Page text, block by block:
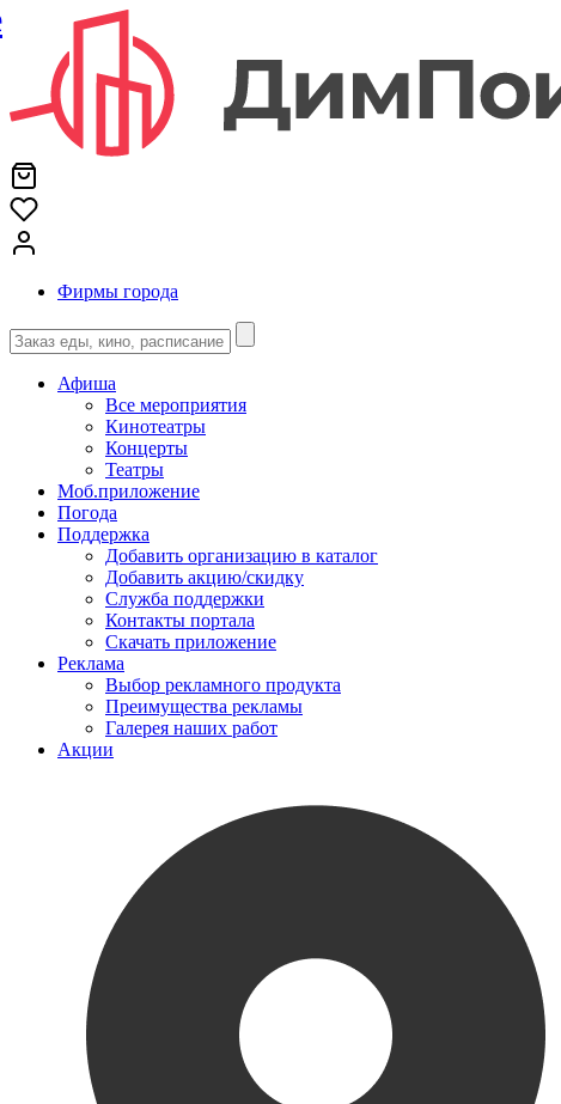
Фирмы города
Афиша
Все мероприятия
Кинотеатры
Концерты
Театры
Моб.приложение
Погода
Поддержка
Добавить организацию в каталог
Добавить акцию/скидку
Служба поддержки
Контакты портала
Скачать приложение
Реклама
Выбор рекламного продукта
Преимущества рекламы
Галерея наших работ
Акции